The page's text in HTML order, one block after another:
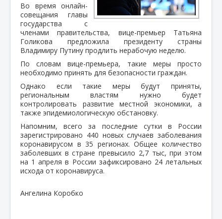
Во время онлайн-
совещания главы
государства с
членами правительства, вице-премьер Татьяна
Голикова предложила президенту страны
Владимиру Путину продлить нерабочую неделю.
По словам вице-премьера, такие меры просто
необходимо принять для безопасности граждан.
Однако если такие меры будут приняты,
региональным властям нужно будет
контролировать развитие местной экономики, а
также эпидемиологическую обстановку.
Напомним, всего за последние сутки в России
зарегистрировано 440 новых случаев заболевания
коронавирусом в 35 регионах. Общее количество
заболевших в стране превысило 2,7 тыс, при этом
на 1 апреля в России зафиксировано 24 летальных
исхода от коронавируса.
Ангелина Коробко